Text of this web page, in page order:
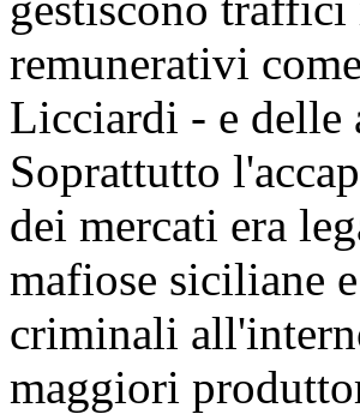
remunerativi
Licciardi - e delle
Soprattutto
dei mercati era
mafiose siciliane
criminali
maggiori